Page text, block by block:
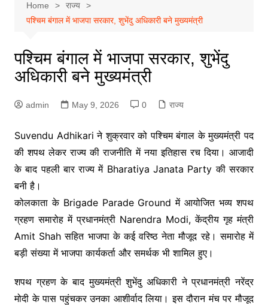
Home
राज्य
पश्चिम बंगाल में भाजपा सरकार, शुभेंदु अधिकारी बने मुख्यमंत्री
पश्चिम बंगाल में भाजपा सरकार, शुभेंदु
अधिकारी बने मुख्यमंत्री
admin May 9, 2026 0 राज्य
Suvendu Adhikari ने शुक्रवार को पश्चिम बंगाल के मुख्यमंत्री पद
की शपथ लेकर राज्य की राजनीति में नया इतिहास रच दिया। आजादी
के बाद पहली बार राज्य में Bharatiya Janata Party की सरकार
बनी है।
कोलकाता के Brigade Parade Ground में आयोजित भव्य शपथ
ग्रहण समारोह में प्रधानमंत्री Narendra Modi, केंद्रीय गृह मंत्री
Amit Shah सहित भाजपा के कई वरिष्ठ नेता मौजूद रहे। समारोह में
बड़ी संख्या में भाजपा कार्यकर्ता और समर्थक भी शामिल हुए।
शपथ ग्रहण के बाद मुख्यमंत्री शुभेंदु अधिकारी ने प्रधानमंत्री नरेंद्र
मोदी के पास पहुंचकर उनका आशीर्वाद लिया। इस दौरान मंच पर मौजूद